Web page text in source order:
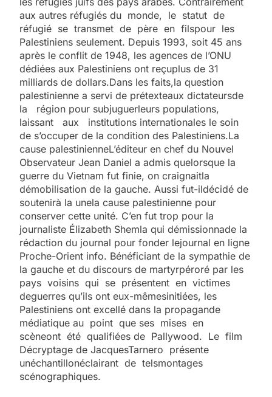
aux autres réfugiés du monde, le statut de
réfugié se transmet de père en filspour les
Palestiniens seulement. Depuis 1993, soit 45 ans
après le conflit de 1948, les agences de l’ONU
dédiées aux Palestiniens ont reçuplus de 31
milliards de dollars.Dans les faits,la question
palestinienne a servi de prétexteaux dictateursde
la région pour subjuguerleurs populations,
laissant aux institutions internationales le soin
de s’occuper de la condition des Palestiniens.La
cause palestinienneL’éditeur en chef du Nouvel
Observateur Jean Daniel a admis quelorsque la
guerre du Vietnam fut finie, on craignaitla
démobilisation de la gauche. Aussi fut-ildécidé de
soutenirà la unela cause palestinienne pour
conserver cette unité. C’en fut trop pour la
journaliste Élizabeth Shemla qui démissionnade la
rédaction du journal pour fonder lejournal en ligne
Proche-Orient info. Bénéficiant de la sympathie de
la gauche et du discours de martyrpéroré par les
pays voisins qui se présentent en victimes
deguerres qu’ils ont eux-mêmesinitiées, les
Palestiniens ont excellé dans la propagande
médiatique au point que ses mises en
scèneont été qualifiées de Pallywood. Le film
Décryptage de JacquesTarnero présente
unéchantillonéclairant de telsmontages
scénographiques.